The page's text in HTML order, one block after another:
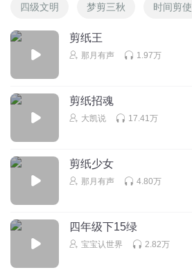
四级文明 梦剪三秋 时间剪使
剪纸王
那月有声 1.97万
剪纸招魂
大凯说 17.41万
剪纸少女
那月有声 4.80万
四年级下15绿
宝宝认世界 2.82万